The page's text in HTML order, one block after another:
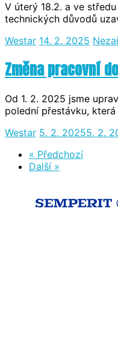
V úterý 18.2. a ve
technických důvodů
Westar 14. 2. 2025
Změna pracovní
Od 1. 2. 2025 jsme
polední přestávku, která
Westar 5. 2. 20255. 2.
« Předchozí
Další »